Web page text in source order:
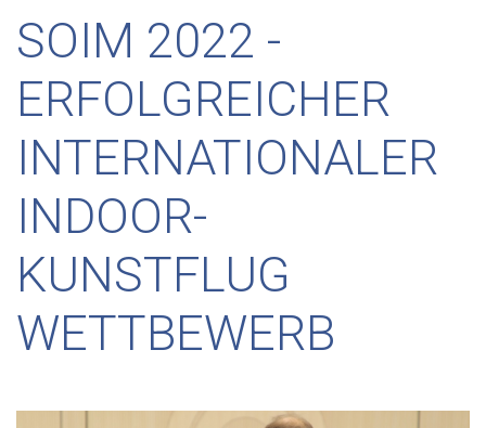
SOIM 2022 -
ERFOLGREICHER
INTERNATIONALER
INDOOR-
KUNSTFLUG
WETTBEWERB